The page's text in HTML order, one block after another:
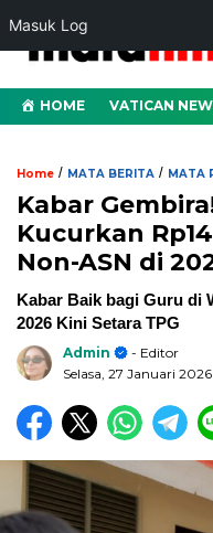
Masuk Log
HOME VATICAN
Home / MATA BERITA / MATA
Kabar
Kucurkan
Non-ASN di
Kabar Baik bagi Guru di
2026 Kini Setara TPG
Admin
- Editor
Selasa, 27 Januari 2026